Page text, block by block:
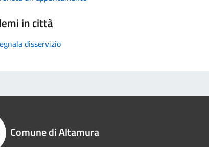
in città
disservizio
Comune di Altamura